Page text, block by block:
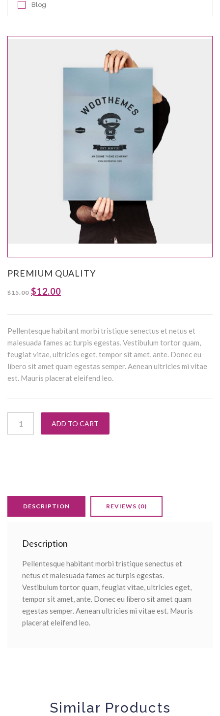
Blog
PREMIUM QUALITY
$15.00 $12.00
Pellentesque habitant morbi tristique senectus et netus et
malesuada fames ac turpis egestas. Vestibulum tortor quam,
feugiat vitae, ultricies eget, tempor sit amet, ante. Donec eu
libero sit amet quam egestas semper. Aenean ultricies mi vitae
est. Mauris placerat eleifend leo.
ADD TO CART
DESCRIPTION REVIEWS (0)
Description
Pellentesque habitant morbi tristique senectus et
netus et malesuada fames ac turpis egestas.
Vestibulum tortor quam, feugiat vitae, ultricies eget,
tempor sit amet, ante. Donec eu libero sit amet quam
egestas semper. Aenean ultricies mi vitae est. Mauris
placerat eleifend leo.
Similar Products